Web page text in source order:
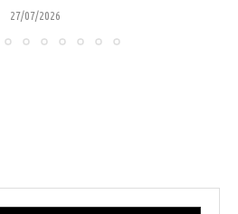
27/07/2026